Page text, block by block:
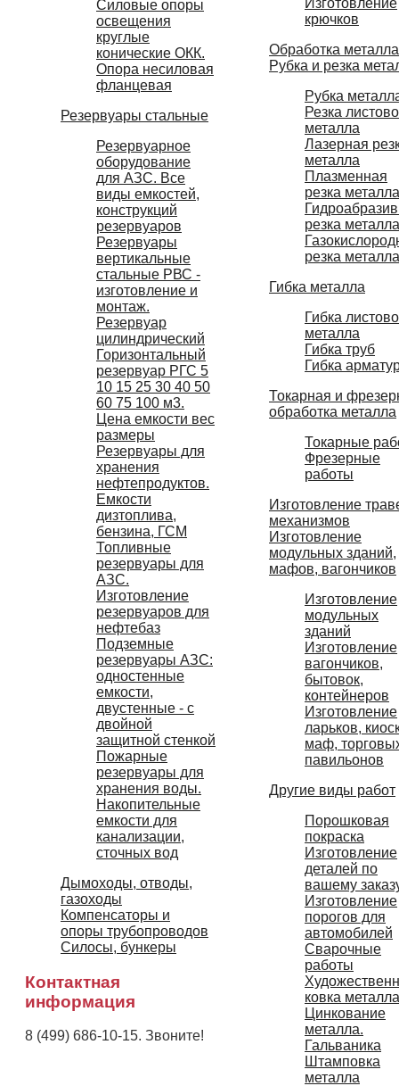
Силовые опоры
освещения
круглые
конические ОКК.
Опора несиловая
фланцевая
Резервуары стальные
Резервуарное
оборудование
для АЗС. Все
виды емкостей,
конструкций
резервуаров
Резервуары
вертикальные
стальные РВС -
изготовление и
монтаж.
Резервуар
цилиндрический
Горизонтальный
резервуар РГС 5
10 15 25 30 40 50
60 75 100 м3.
Цена емкости вес
размеры
Резервуары для
хранения
нефтепродуктов.
Емкости
дизтоплива,
бензина, ГСМ
Топливные
резервуары для
АЗС.
Изготовление
резервуаров для
нефтебаз
Подземные
резервуары АЗС:
одностенные
емкости,
двустенные - с
двойной
защитной стенкой
Пожарные
резервуары для
хранения воды.
Накопительные
емкости для
канализации,
сточных вод
Дымоходы, отводы,
газоходы
Компенсаторы и
опоры трубопроводов
Силосы, бункеры
Контактная
информация
8 (499) 686-10-15. Звоните!
крючков
Обработка металла
Рубка и резка
Рубка
Резка
металла
Лазерная
металла
Плазменная
резка металла
резка металла
резка металла
Гибка металла
Гибка
металла
Гибка труб
Гибка
Токарная и
обработка металла
Токарные
Фрезерные
работы
Изготовление
механизмов
Изготовление
модульных зданий,
мафов, вагончиков
Изготовление
модульных
зданий
Изготовление
вагончиков,
бытовок,
контейнеров
Изготовление
ларьков,
маф,
павильонов
Другие виды работ
Порошковая
покраска
Изготовление
деталей по
вашему
Изготовление
порогов для
автомобилей
Сварочные
работы
ковка металла
Цинкование
металла.
Гальваника
Штамповка
металла